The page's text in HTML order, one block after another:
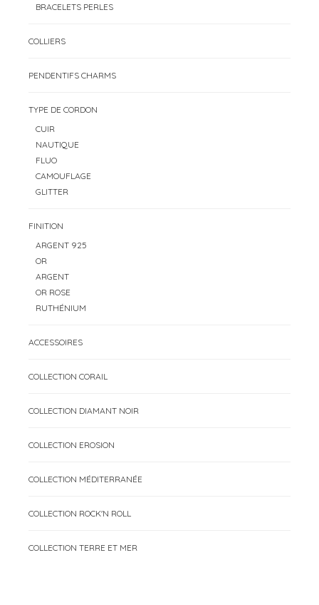
BRACELETS PERLES
COLLIERS
PENDENTIFS CHARMS
TYPE DE CORDON
CUIR
NAUTIQUE
FLUO
CAMOUFLAGE
GLITTER
FINITION
ARGENT 925
OR
ARGENT
OR ROSE
RUTHÉNIUM
ACCESSOIRES
COLLECTION CORAIL
COLLECTION DIAMANT NOIR
COLLECTION EROSION
COLLECTION MÉDITERRANÉE
COLLECTION ROCK'N ROLL
COLLECTION TERRE ET MER